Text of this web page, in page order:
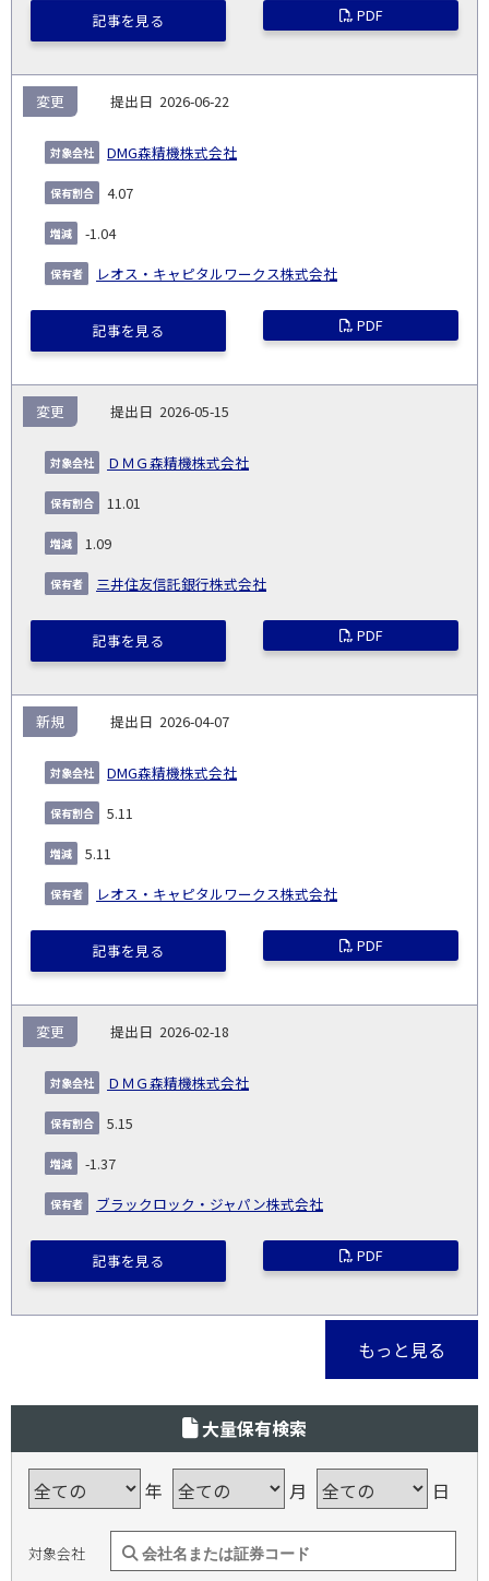
記事を見る PDF
2026-06-22
DMG森精機株式会社
変更
4.07
-1.04
レオス・キャピタルワークス株式会社
記事を見る PDF
2026-05-15
ＤＭＧ森精機株式会社
変更
11.01
1.09
三井住友信託銀行株式会社
記事を見る PDF
2026-04-07
DMG森精機株式会社
新規
5.11
5.11
レオス・キャピタルワークス株式会社
記事を見る PDF
2026-02-18
ＤＭＧ森精機株式会社
変更
5.15
-1.37
ブラックロック・ジャパン株式会社
記事を見る PDF
もっと見る
大量保有検索
年 月 日
対象会社